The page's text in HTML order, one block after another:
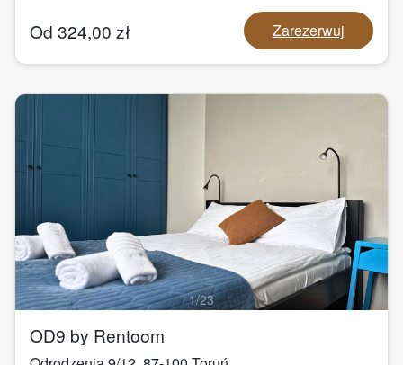
Od 324,00 zł Zarezerwuj
1/23
OD9 by Rentoom